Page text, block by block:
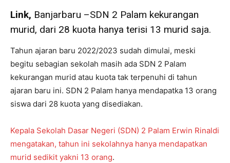
Link, Banjarbaru –SDN 2 Palam kekurangan
murid, dari 28 kuota hanya terisi 13 murid saja.
Tahun ajaran baru 2022/2023 sudah dimulai, meski
begitu sebagian sekolah masih ada SDN 2 Palam
kekurangan murid atau kuota tak terpenuhi di tahun
ajaran baru ini. SDN 2 Palam hanya mendapatka 13 orang
siswa dari 28 kuota yang disediakan.
Kepala Sekolah Dasar Negeri (SDN) 2 Palam Erwin Rinaldi
mengatakan, tahun ini sekolahnya hanya mendapatkan
murid sedikit yakni 13 orang.